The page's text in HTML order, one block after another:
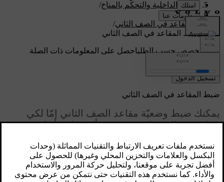
الراحة الداخلية والتحكّم بالمناخ/
المقاعد/
المقاعد في الصف الثاني/
ضبط المقاعد في الصف الثاني
دعم مخصص حسب الطلباحصل على المعلومات ذات الصلة
بسيارتك الخاصة.
تسجيل الدخول
محدّث ٠٩‏/٠٤‏/٢٠٢٥
ضبط المقاعد في الصف الثاني
يمكنك ضبط وضعيّة مقاعد الصف الثاني إمّا لكي
تتمكن من الاستفادة من مقعد أكثر راحة أو لتحرير
يمكن ضبط وضعيّة كل واحد من المقاعد وإمالة مسند الظهر فيه
بشكل فردي.